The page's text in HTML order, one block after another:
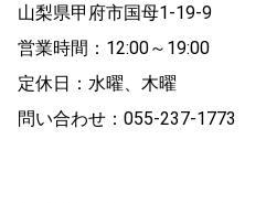
山梨県甲府市国母1-19-9
営業時間：12:00～19:00
定休日：水曜、木曜
問い合わせ：055-237-1773